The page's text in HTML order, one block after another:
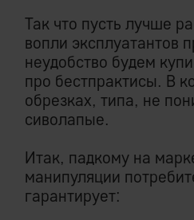
Так что пусть лучше
вопли эксплуатантов
неудобство будем
про бестпрактисы. В
обрезках, типа, не
сиволапые.
Итак, падкому на
манипуляции
гарантирует: